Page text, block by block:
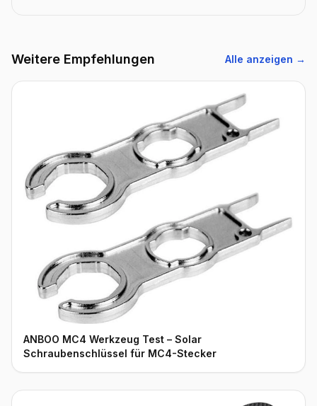
Weitere Empfehlungen Alle anzeigen →
ANBOO MC4 Werkzeug Test – Solar
Schraubenschlüssel für MC4-Stecker